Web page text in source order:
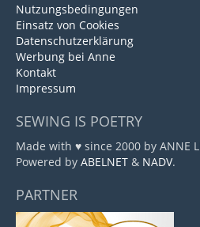
Nutzungsbedingungen
Einsatz von Cookies
Datenschutzerklärung
Werbung bei Anne
Kontakt
Impressum
SEWING IS POETRY
Made with ♥ since 2000 by ANNE
Powered by ABELNET & NADV.
PARTNER